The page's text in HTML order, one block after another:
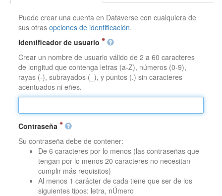
Puede crear una cuenta en Dataverse con cualquiera de
sus otrasopciones de identificación.
Identificador de usuario
Crear un nombre de usuario válido de 2 a 60 caracteres
de longitud que contenga letras (a-Z), números (0-9),
rayas (-), subrayados (_), y puntos (.) sin caracteres
acentuados ni eñes.
Contraseña
Su contraseña debe de contener:
De 6 caracteres por lo menos (las contraseñas que
tengan por lo menos 20 caracteres no necesitan
cumplir más requisitos)
Al menos 1 carácter de cada tiene que ser de los
siguientes tipos: letra, nÚmero